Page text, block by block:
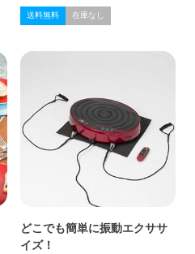
送料無料 在庫なし
どこでも簡単に振動エクササ
イズ！